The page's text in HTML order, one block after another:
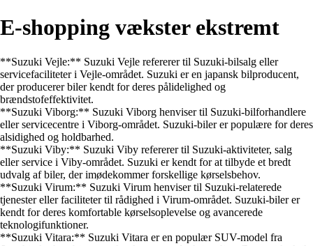
E-shopping vækster ekstremt
**Suzuki Vejle:** Suzuki Vejle refererer til Suzuki-bilsalg eller
servicefaciliteter i Vejle-området. Suzuki er en japansk bilproducent,
der producerer biler kendt for deres pålidelighed og
brændstofeffektivitet.
**Suzuki Viborg:** Suzuki Viborg henviser til Suzuki-bilforhandlere
eller servicecentre i Viborg-området. Suzuki-biler er populære for deres
alsidighed og holdbarhed.
**Suzuki Viby:** Suzuki Viby refererer til Suzuki-aktiviteter, salg
eller service i Viby-området. Suzuki er kendt for at tilbyde et bredt
udvalg af biler, der imødekommer forskellige kørselsbehov.
**Suzuki Virum:** Suzuki Virum henviser til Suzuki-relaterede
tjenester eller faciliteter til rådighed i Virum-området. Suzuki-biler er
kendt for deres komfortable kørselsoplevelse og avancerede
teknologifunktioner.
**Suzuki Vitara:** Suzuki Vitara er en populær SUV-model fra